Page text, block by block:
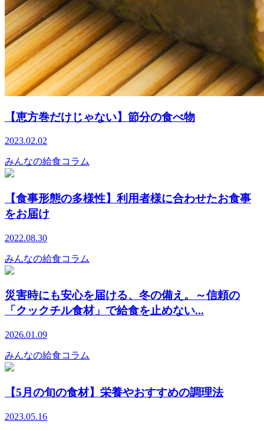
【恵方巻だけじゃない】節分の食べ物
2023.02.02
みんなの給食コラム
【食事形態の多様性】利用者様に合わせたお食事
をお届け
2022.08.30
みんなの給食コラム
災害時にも安心を届ける、冬の備え。～信頼の
「クックチル食材」で給食を止めない...
2026.01.09
みんなの給食コラム
【5月の旬の食材】栄養やおすすめの調理法
2023.05.16